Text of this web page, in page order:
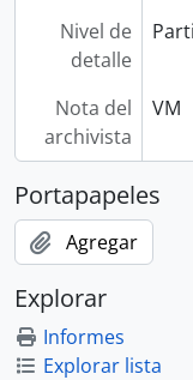
Nivel de
detalle
Nota del
archivista
VM
Portapapeles
Agregar
Explorar
Informes
Explorar lista